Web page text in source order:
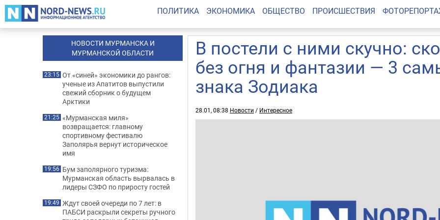
ПОЛИТИКА ЭКОНОМИКА ОБЩЕСТВО ПРОИСШЕСТВИЯ
В постели с ними скучно:
без огня и фантазии — 3
знака Зодиака
28.01, 08:38 Новости / Интересное
НОВОСТИ МУРМАНСКА И
МУРМАНСКОЙ ОБЛАСТИ
23:15 От «синей» экономики до рангов:
ученые из Апатитов выпустили
свежий сборник о будущем
Арктики
21:25 «Мурманская миля»
возвращается: главному
спортивному фестивалю
Заполярья вернут историческое
имя
19:56 Бум заполярного туризма:
Мурманская область вырвалась в
лидеры СЗФО по приросту гостей
19:49 Ждут своей очереди по 7 лет: в
ПАБСИ раскрыли секреты ручного